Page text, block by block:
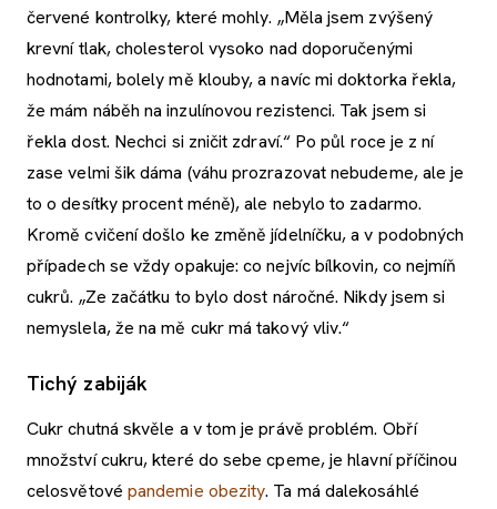
červené kontrolky, které mohly. „Měla jsem zvýšený
krevní tlak, cholesterol vysoko nad doporučenými
hodnotami, bolely mě klouby, a navíc mi doktorka řekla,
že mám náběh na inzulínovou rezistenci. Tak jsem si
řekla dost. Nechci si zničit zdraví.“ Po půl roce je z ní
zase velmi šik dáma (váhu prozrazovat nebudeme, ale je
to o desítky procent méně), ale nebylo to zadarmo.
Kromě cvičení došlo ke změně jídelníčku, a v podobných
případech se vždy opakuje: co nejvíc bílkovin, co nejmíň
cukrů. „Ze začátku to bylo dost náročné. Nikdy jsem si
nemyslela, že na mě cukr má takový vliv.“
Tichý zabiják
Cukr chutná skvěle a v tom je právě problém. Obří
množství cukru, které do sebe cpeme, je hlavní příčinou
celosvětové pandemie obezity. Ta má dalekosáhlé